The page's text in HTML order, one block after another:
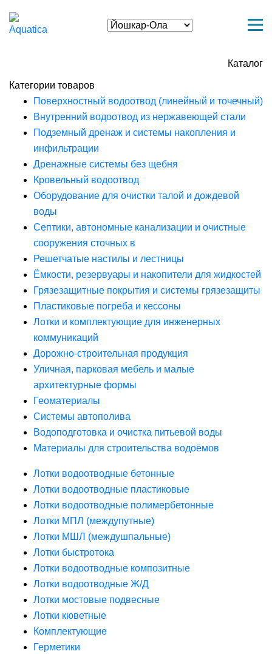
Каталог
Категории товаров
Поверхностный водоотвод (линейный и точечный)
Внутренний водоотвод из нержавеющей стали
Подземный дренаж и системы накопления и
инфильтрации
Дренажные системы без щебня
Кровельный водоотвод
Оборудование для очистки талой и дождевой
воды
Септики, автономные канализации и очистные
сооружения сточных в
Решетчатые настилы и лестницы
Ёмкости, резервуары и накопители для жидкостей
Грязезащитные покрытия и системы грязезащиты
Пластиковые погреба и кессоны
Лотки и комплектующие для инженерных
коммуникаций
Дорожно-строительная продукция
Уличная, парковая мебель и малые
архитектурные формы
Геоматериалы
Системы автополива
Водоподготовка и очистка питьевой воды
Материалы для строительства водоёмов
Лотки водоотводные бетонные
Лотки водоотводные пластиковые
Лотки водоотводные полимербетонные
Лотки МПЛ (междупутные)
Лотки МШЛ (междушпальные)
Лотки быстротока
Лотки водоотводные композитные
Лотки водоотводные Ж/Д
Лотки мостовые подвесные
Лотки кюветные
Комплектующие
Герметики